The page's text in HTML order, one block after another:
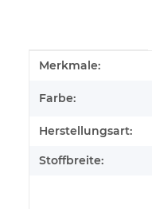
Produkteigenschaft
Wert
Merkmale:
Farbe:
Herstellungsart:
Stoffbreite: